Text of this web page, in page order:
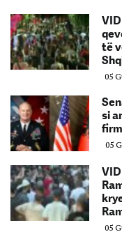
të
05
si
05
05